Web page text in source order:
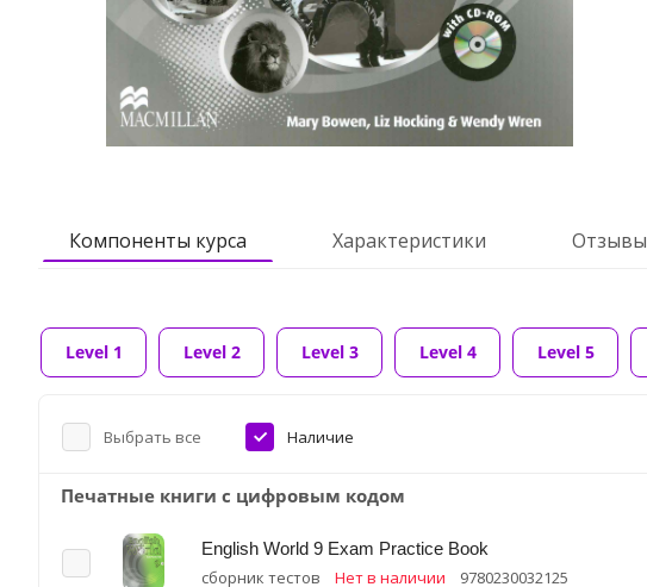
Компоненты курса Характеристики Отзывы
Level 1 Level 2 Level 3 Level 4 Level 5
Выбрать все Наличие
Печатные книги с цифровым кодом
English World 9 Exam Practice Book
сборник тестов Нет в наличии 9780230032125